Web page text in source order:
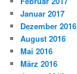
Januar 2017
Dezember 2016
August 2016
Mai 2016
März 2016